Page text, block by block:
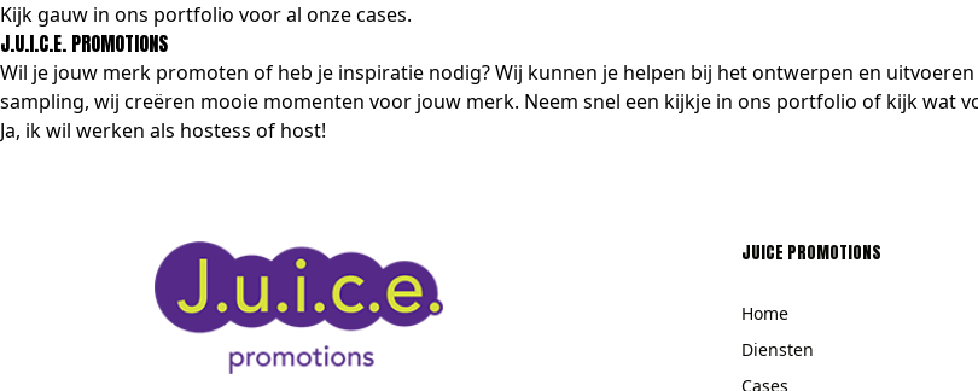
Kijk gauw in ons portfolio voor al onze cases.
J.U.I.C.E. PROMOTIONS
Wil je jouw merk promoten of heb je inspiratie nodig? Wij kunnen je helpen bij het ontwerpen en
sampling, wij creëren mooie momenten voor jouw merk. Neem snel een kijkje in ons portfolio of kijk wat
Ja, ik wil werken als hostess of host!
JUICE PROMOTIONS
Home
Diensten
Cases